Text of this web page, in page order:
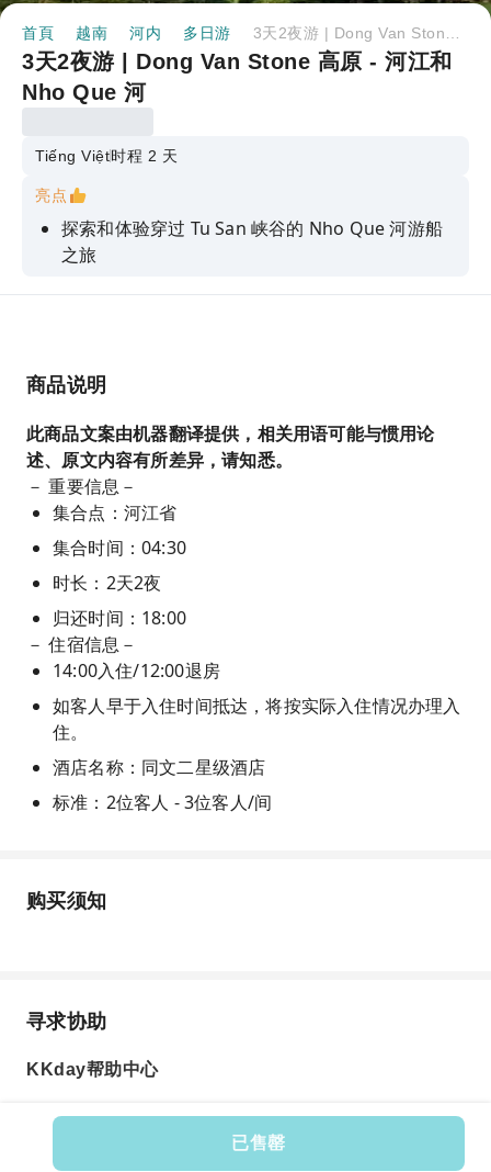
首頁 越南 河内 多日游
3天2夜游 | Dong Van Stone 高原 - 河江和
Nho Que 河
Tiếng Việt时程 2 天
亮点
探索和体验穿过 Tu San 峡谷的 Nho Que 河游船
之旅
探索古村落、传统工艺村
已售罄
商品说明
此商品文案由机器翻译提供，相关用语可能与惯用论
述、原文内容有所差异，请知悉。
－ 重要信息－
集合点：河江省
集合时间：04:30
时长：2天2夜
归还时间：18:00
－ 住宿信息－
14:00入住/12:00退房
如客人早于入住时间抵达，将按实际入住情况办理入
住。
酒店名称：同文二星级酒店
标准：2位客人 - 3位客人/间
购买须知
寻求协助
KKday帮助中心